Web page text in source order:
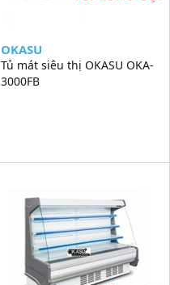
OKASU
Tủ mát siêu thị OKASU OKA-
3000FB